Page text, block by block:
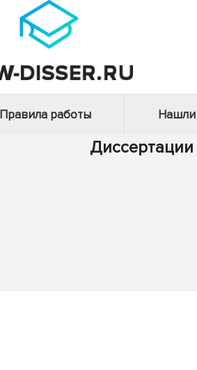
Правила работы